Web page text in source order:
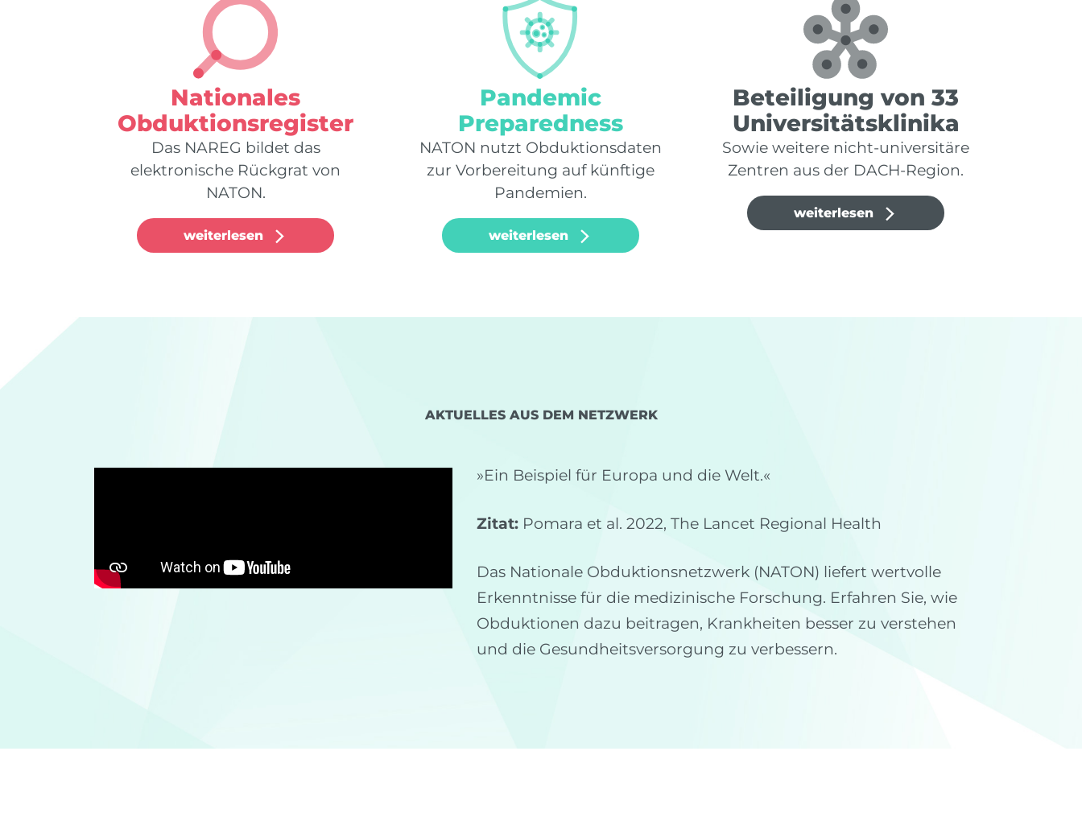
Nationales
Obduktionsregister
Das NAREG bildet das
elektronische Rückgrat von
NATON.
weiterlesen
Pandemic
Preparedness
NATON nutzt Obduktionsdaten
zur Vorbereitung auf künftige
Pandemien.
weiterlesen
Beteiligung von 33
Universitätsklinika
Sowie weitere nicht‑universitäre
Zentren aus der DACH‑Region.
weiterlesen
AKTUELLES AUS DEM NETZWERK
»Ein Beispiel für Europa und die Welt.«
Zitat: Pomara et al. 2022, The Lancet Regional Health
Das Nationale Obduktionsnetzwerk (NATON) liefert wertvolle
Erkenntnisse für die medizinische Forschung. Erfahren Sie, wie
Obduktionen dazu beitragen, Krankheiten besser zu verstehen
und die Gesundheitsversorgung zu verbessern.